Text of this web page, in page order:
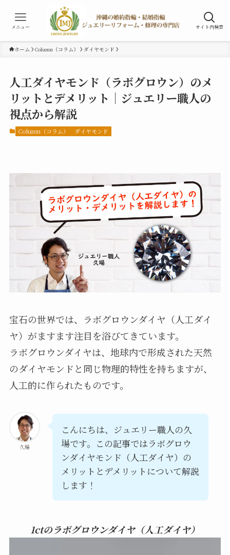
サイト内検索
メニュー
ホーム Column（コラム） ダイヤモンド
人工ダイヤモンド（ラボグロウン）のメ
リットとデメリット│ジュエリー職人の
視点から解説
Column（コラム） ダイヤモンド
宝石の世界では、ラボグロウンダイヤ（人工ダイ
ヤ）がますます注目を浴びてきています。
ラボグロウンダイヤは、地球内で形成された天然
のダイヤモンドと同じ物理的特性を持ちますが、
人工的に作られたものです。
久場
こんにちは、ジュエリー職人の久
場です。この記事ではラボグロウ
ンダイヤモンド（人工ダイヤ）の
メリットとデメリットについて解説
します！
1ctのラボグロウンダイヤ（人工ダイヤ）